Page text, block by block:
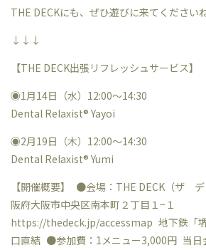
THE DECKにも、ぜひ遊びに来てください
↓↓↓
【THE DECK出張リフレッシュサービス】
◉1月14日（水）12:00〜14:30
Dental Relaxist®︎ Yayoi
◉2月19日（木）12:00〜14:30
Dental Relaxist®︎ Yumi
【開催概要】 ●会場：THE DECK（ザ
阪府大阪市中央区南本町２丁目１−１
https://thedeck.jp/accessmap 地下鉄「
口直結 ●参加費：1メニュー3,000円 当日